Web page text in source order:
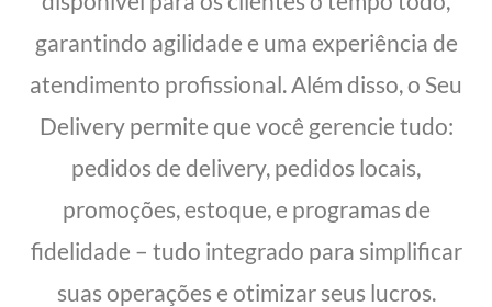
garantindo agilidade e uma experiência de
atendimento profissional. Além disso, o Seu
Delivery permite que você gerencie tudo:
pedidos de delivery, pedidos locais,
promoções, estoque, e programas de
fidelidade – tudo integrado para simplificar
suas operações e otimizar seus lucros.